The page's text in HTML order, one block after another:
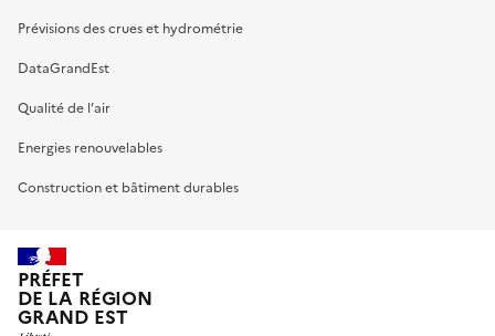
Prévisions des crues et hydrométrie
DataGrandEst
Qualité de l’air
Energies renouvelables
Construction et bâtiment durables
PRÉFET
DE LA RÉGION
GRAND EST